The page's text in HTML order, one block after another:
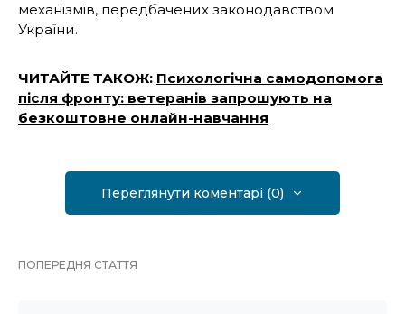
механізмів, передбачених законодавством
України.
ЧИТАЙТЕ ТАКОЖ: Психологічна самодопомога
після фронту: ветеранів запрошують на
безкоштовне онлайн-навчання
Переглянути коментарі (0)
ПОПЕРЕДНЯ СТАТТЯ